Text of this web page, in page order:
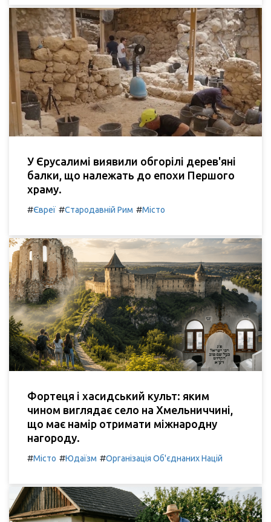
У Єрусалимі виявили обгорілі дерев'яні
балки, що належать до епохи Першого
храму.
#Євреї #Стародавній Рим #Місто
Фортеця і хасидський культ: яким
чином виглядає село на Хмельниччині,
що має намір отримати міжнародну
нагороду.
#Місто #Юдаїзм #Організація Об'єднаних Націй